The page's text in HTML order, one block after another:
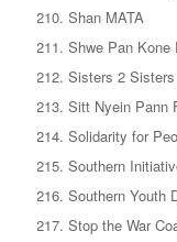
Shan MATA
Shwe Pan Kone
Sisters 2 Sisters
Sitt Nyein Pann
Solidarity for
Southern
Southern Youth
Stop the War